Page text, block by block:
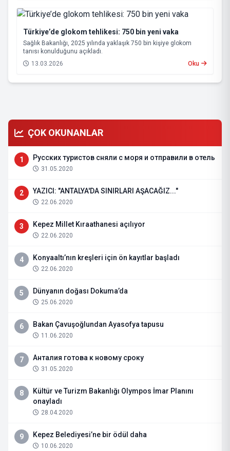
Türkiye’de glokom tehlikesi: 750 bin yeni vaka
Sağlık Bakanlığı, 2025 yılında yaklaşık 750 bin kişiye glokom
tanısı konulduğunu açıkladı.
13.03.2026
Oku
ÇOK OKUNANLAR
1 Русских туристов сняли с моря и отправили в отель
31.05.2020
2 YAZICI: "ANTALYA'DA SINIRLARI AŞACAĞIZ..."
22.06.2020
3 Kepez Millet Kıraathanesi açılıyor
22.06.2020
4 Konyaaltı’nın kreşleri için ön kayıtlar başladı
22.06.2020
5 Dünyanın doğası Dokuma’da
25.06.2020
6 Bakan Çavuşoğlundan Ayasofya tapusu
11.06.2020
7 Анталия готова к новому сроку
31.05.2020
8
Kültür ve Turizm Bakanlığı Olympos İmar Planını
onayladı
28.04.2020
9 Kepez Belediyesi’ne bir ödül daha
10.06.2020